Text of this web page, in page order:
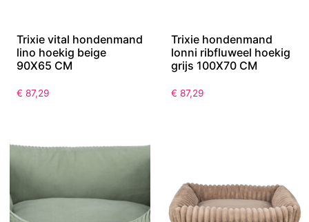
Trixie vital hondenmand
lino hoekig beige
90X65 CM
€ 87,29
Trixie hondenmand
lonni ribfluweel hoekig
grijs 100X70 CM
€ 87,29